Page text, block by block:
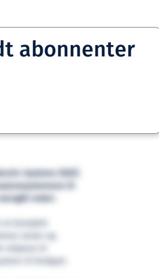
abonnenter
Systems (NES)
til
rederi.
komplett
tavler og
skipene til
til fartøyet.